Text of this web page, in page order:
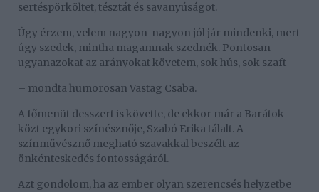
sertéspörköltet, tésztát és savanyúságot.
Úgy érzem, velem nagyon-nagyon jól jár mindenki, mert
úgy szedek, mintha magamnak szednék. Pontosan
ugyanazokat az arányokat követem, sok hús, sok szaft
– mondta humorosan Vastag Csaba.
A főmenüt desszert is követte, de ekkor már a Barátok
közt egykori színésznője, Szabó Erika tálalt. A
színművésznő megható szavakkal beszélt az
önkénteskedés fontosságáról.
Azt gondolom, ha az ember olyan szerencsés helyzetbe